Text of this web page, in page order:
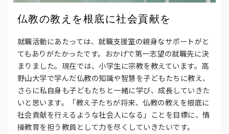
仏教の教えを根底に社会貢献を
就職活動にあたっては、就職支援室の親身なサポートがと
てもありがたかったです。おかげで第一志望の就職先に決
まりました。現在では、小学生に宗教を教えています。高
野山大学で学んだ仏教の知識や智慧を子どもたちに教え、
さらに私自身も子どもたちと一緒に学び、成長していきた
いと思います。「教え子たちが将来、仏教の教えを根底に
社会貢献を行えるような社会人になる」ことを目標に、情
操教育を担う教員として力を尽くしていきたいです。